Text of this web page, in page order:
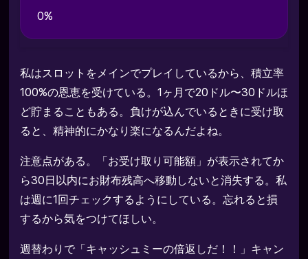
0%
私はスロットをメインでプレイしているから、積立率
100%の恩恵を受けている。1ヶ月で20ドル〜30ドルほ
ど貯まることもある。負けが込んでいるときに受け取
ると、精神的にかなり楽になるんだよね。
注意点がある。「お受け取り可能額」が表示されてか
ら30日以内にお財布残高へ移動しないと消失する。私
は週に1回チェックするようにしている。忘れると損
するから気をつけてほしい。
週替わりで「キャッシュミーの倍返しだ！！」キャン